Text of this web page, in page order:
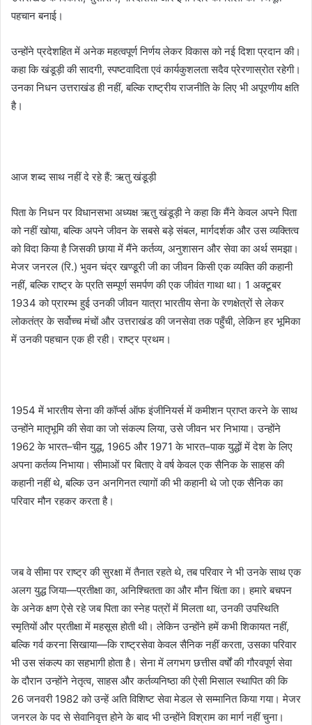
पहचान बनाई।
उन्होंने प्रदेशहित में अनेक महत्वपूर्ण निर्णय लेकर विकास को नई दिशा प्रदान की।
कहा कि खंडूड़ी की सादगी, स्पष्टवादिता एवं कार्यकुशलता सदैव प्रेरणास्रोत रहेगी।
उनका निधन उत्तराखंड ही नहीं, बल्कि राष्ट्रीय राजनीति के लिए भी अपूरणीय क्षति
है।
आज शब्द साथ नहीं दे रहे हैं: ऋतु खंडूड़ी
पिता के निधन पर विधानसभा अध्यक्ष ऋतु खंडूड़ी ने कहा कि मैंने केवल अपने पिता
को नहीं खोया, बल्कि अपने जीवन के सबसे बड़े संबल, मार्गदर्शक और उस व्यक्तित्व
को विदा किया है जिसकी छाया में मैंने कर्तव्य, अनुशासन और सेवा का अर्थ समझा।
मेजर जनरल (रि.) भुवन चंद्र खण्डूरी जी का जीवन किसी एक व्यक्ति की कहानी
नहीं, बल्कि राष्ट्र के प्रति सम्पूर्ण समर्पण की एक जीवंत गाथा था। 1 अक्टूबर
1934 को प्रारम्भ हुई उनकी जीवन यात्रा भारतीय सेना के रणक्षेत्रों से लेकर
लोकतंत्र के सर्वोच्च मंचों और उत्तराखंड की जनसेवा तक पहुँची, लेकिन हर भूमिका
में उनकी पहचान एक ही रही। राष्ट्र प्रथम।
1954 में भारतीय सेना की कॉर्प्स ऑफ इंजीनियर्स में कमीशन प्राप्त करने के साथ
उन्होंने मातृभूमि की सेवा का जो संकल्प लिया, उसे जीवन भर निभाया। उन्होंने
1962 के भारत–चीन युद्ध, 1965 और 1971 के भारत–पाक युद्धों में देश के लिए
अपना कर्तव्य निभाया। सीमाओं पर बिताए वे वर्ष केवल एक सैनिक के साहस की
कहानी नहीं थे, बल्कि उन अनगिनत त्यागों की भी कहानी थे जो एक सैनिक का
परिवार मौन रहकर करता है।
जब वे सीमा पर राष्ट्र की सुरक्षा में तैनात रहते थे, तब परिवार ने भी उनके साथ एक
अलग युद्ध जिया—प्रतीक्षा का, अनिश्चितता का और मौन चिंता का। हमारे बचपन
के अनेक क्षण ऐसे रहे जब पिता का स्नेह पत्रों में मिलता था, उनकी उपस्थिति
स्मृतियों और प्रतीक्षा में महसूस होती थी। लेकिन उन्होंने हमें कभी शिकायत नहीं,
बल्कि गर्व करना सिखाया—कि राष्ट्रसेवा केवल सैनिक नहीं करता, उसका परिवार
भी उस संकल्प का सहभागी होता है। सेना में लगभग छत्तीस वर्षों की गौरवपूर्ण सेवा
के दौरान उन्होंने नेतृत्व, साहस और कर्तव्यनिष्ठा की ऐसी मिसाल स्थापित की कि
26 जनवरी 1982 को उन्हें अति विशिष्ट सेवा मेडल से सम्मानित किया गया। मेजर
जनरल के पद से सेवानिवृत्त होने के बाद भी उन्होंने विश्राम का मार्ग नहीं चुना।